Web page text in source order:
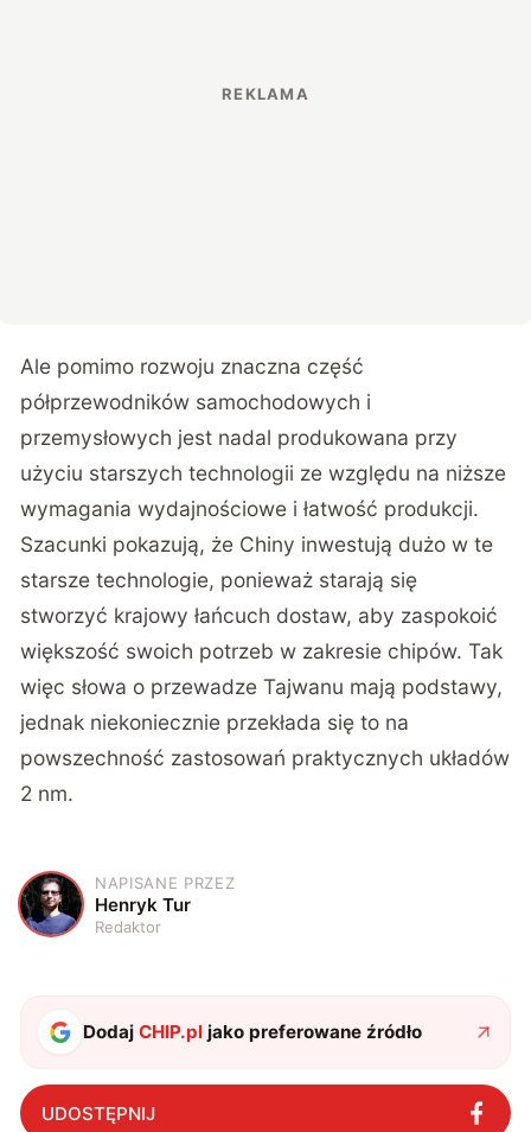
Ale pomimo rozwoju znaczna część
półprzewodników samochodowych i
przemysłowych jest nadal produkowana przy
użyciu starszych technologii ze względu na niższe
wymagania wydajnościowe i łatwość produkcji.
Szacunki pokazują, że Chiny inwestują dużo w te
starsze technologie, ponieważ starają się
stworzyć krajowy łańcuch dostaw, aby zaspokoić
większość swoich potrzeb w zakresie chipów. Tak
więc słowa o przewadze Tajwanu mają podstawy,
jednak niekoniecznie przekłada się to na
powszechność zastosowań praktycznych układów
2 nm.
H
NAPISANE PRZEZ
Henryk Tur
Redaktor
DodajCHIP.pl jako preferowane źródło
UDOSTĘPNIJ